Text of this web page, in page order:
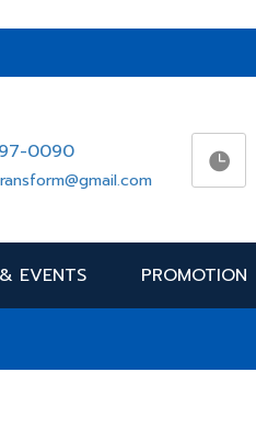
0090
EVENTS PROMOTION